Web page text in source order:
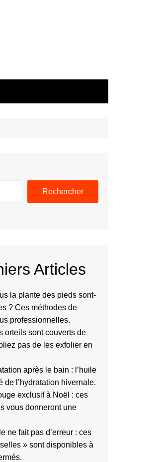
Rechercher
Articles
la plante des pieds sont-
? Ces méthodes de
professionnelles.
orteils sont couverts de
pas de les exfolier en
après le bain : l’huile
de l’hydratation hivernale.
exclusif à Noël : ces
vous donneront une
ne fait pas d’erreur : ces
» sont disponibles à